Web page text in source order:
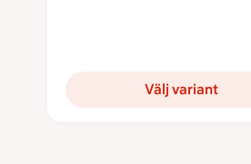
Välj variant